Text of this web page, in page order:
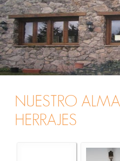
NUESTRO
HERRAJES